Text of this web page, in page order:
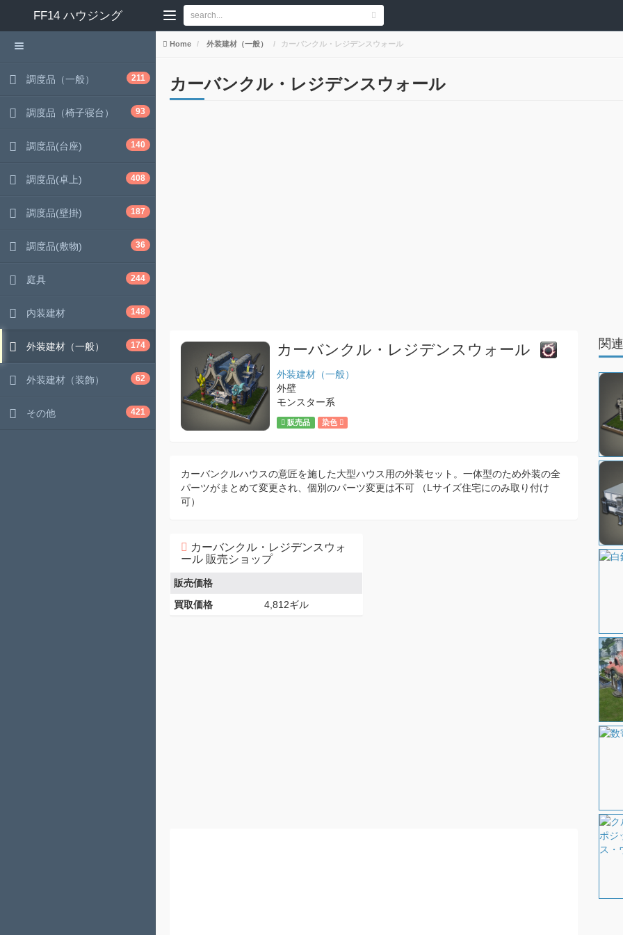
FF14 ハウジング
Home 外装建材（一般） カーバンクル・レジデンスウォール
カーバンクル・レジデンスウォール
カーバンクル・レジデンスウォール
外装建材（一般）
外壁
モンスター系
販売品 染色
カーバンクルハウスの意匠を施した大型ハウス用の外装セット。一体型のため外装の全
パーツがまとめて変更され、個別のパーツ変更は不可 （Lサイズ住宅にのみ取り付け
可）
カーバンクル・レジデンスウォ
ール 販売ショップ
販売価格
買取価格
4,812ギル
関
調度品（一般） 211
調度品（椅子寝台） 93
調度品(台座) 140
調度品(卓上) 408
調度品(壁掛) 187
調度品(敷物) 36
庭具 244
内装建材 148
外装建材（一般） 174
外装建材（装飾） 62
その他 421